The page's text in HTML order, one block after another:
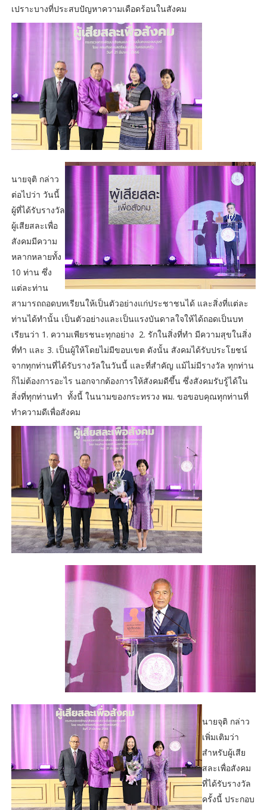
เปราะบางที่ประสบปัญหาความเดือดร้อนในสังคม
นายจุติ กล่าว
ต่อไปว่า วันนี้
ผู้ที่ได้รับรางวัล
ผู้เสียสละเพื่อ
สังคมมีความ
หลากหลายทั้ง
10 ท่าน ซึ่ง
แต่ละท่าน
สามารถถอดบทเรียนให้เป็นตัวอย่างแก่ประชาชนได้ และสิ่งที่แต่ละ
ท่านได้ทำนั้น เป็นตัวอย่างและเป็นแรงบันดาลใจให้ได้ถอดเป็นบท
เรียนว่า 1. ความเพียรชนะทุกอย่าง 2. รักในสิ่งที่ทำ มีความสุขในสิ่ง
ที่ทำ และ 3. เป็นผู้ให้โดยไม่มีขอบเขต ดังนั้น สังคมได้รับประโยชน์
จากทุกท่านที่ได้รับรางวัลในวันนี้ และที่สำคัญ แม้ไม่มีรางวัล ทุกท่าน
ก็ไม่ต้องการอะไร นอกจากต้องการให้สังคมดีขึ้น ซึ่งสังคมรับรู้ได้ใน
สิ่งที่ทุกท่านทำ ทั้งนี้ ในนามของกระทรวง พม. ขอขอบคุณทุกท่านที่
ทำความดีเพื่อสังคม
นายจุติ กล่าว
เพิ่มเติมว่า
สำหรับผู้เสีย
สละเพื่อสังคม
ที่ได้รับรางวัล
ครั้งนี้ ประกอบ